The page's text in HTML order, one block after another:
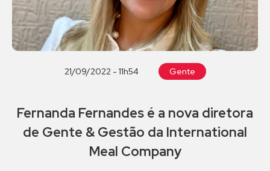
21/09/2022 - 11h54 Gente
Fernanda Fernandes é a nova diretora
de Gente & Gestão da International
Meal Company